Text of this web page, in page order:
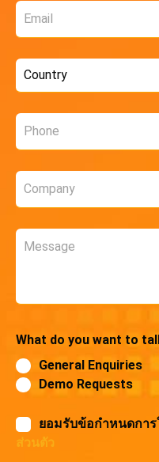
Email
Country
Phone
Company
Message
What do you want to
General Enquiries
Demo Requests
ยอมรับข้อกำหนดการ
ส่วนตัว